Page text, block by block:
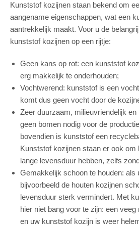
Kunststof kozijnen staan bekend om
aangename eigenschappen, wat een
aantrekkelijk maakt. Voor u de
kunststof kozijnen op een rijtje:
Geen kans op rot: een kunststof
erg makkelijk te onderhouden;
Vochtwerend: kunststof is een
komt dus geen vocht door de
Zeer duurzaam, milieuvriendelijk
geen bomen nodig voor de
bovendien is kunststof een
Kunststof kozijnen staan er ook om
lange levensduur hebben, zelfs
Gemakkelijk schoon te houden: als
bijvoorbeeld de houten kozijnen
levensduur sterk vermindert. Met
hier niet bang voor te zijn: een
en uw kunststof kozijn is weer